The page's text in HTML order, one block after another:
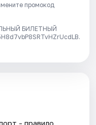
промокод
БИЛЕТНЫЙ
- правило